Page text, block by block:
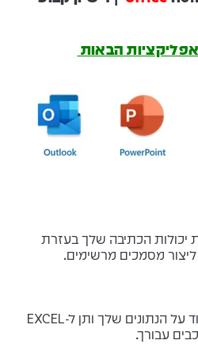
הבאות
יכולות הכתיבה שלך בעזרת
מסמכים מרשימים.
– קח פיקוד על הנתונים שלך ותן ל-EXCEL
עבורך.